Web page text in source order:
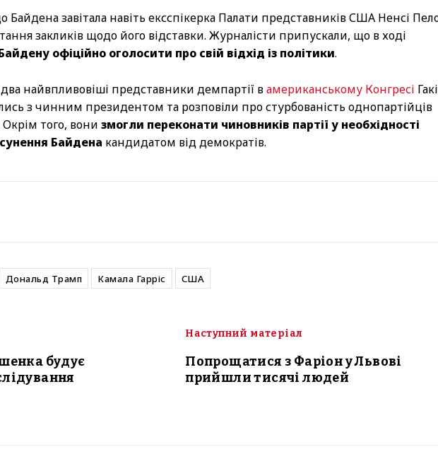
завітала навіть ексспікерка Палати представників США Ненсі
закликів щодо його відставки. Журналісти припускали, що в ході
офіційно оголосити про свій відхід із політики.
найвпливовіші представники демпартії вамериканському Конгресі
з чинним президентом та розповіли про стурбованість однопартійців
того, вони змогли переконати чиновників партії у необхідності
Байдена кандидатом від демократів.
Дональд Трамп Камала Гарріс США
будує
Наступний матеріал
Попрощатися з Фаріон у Львові
прийшли тисячі людей